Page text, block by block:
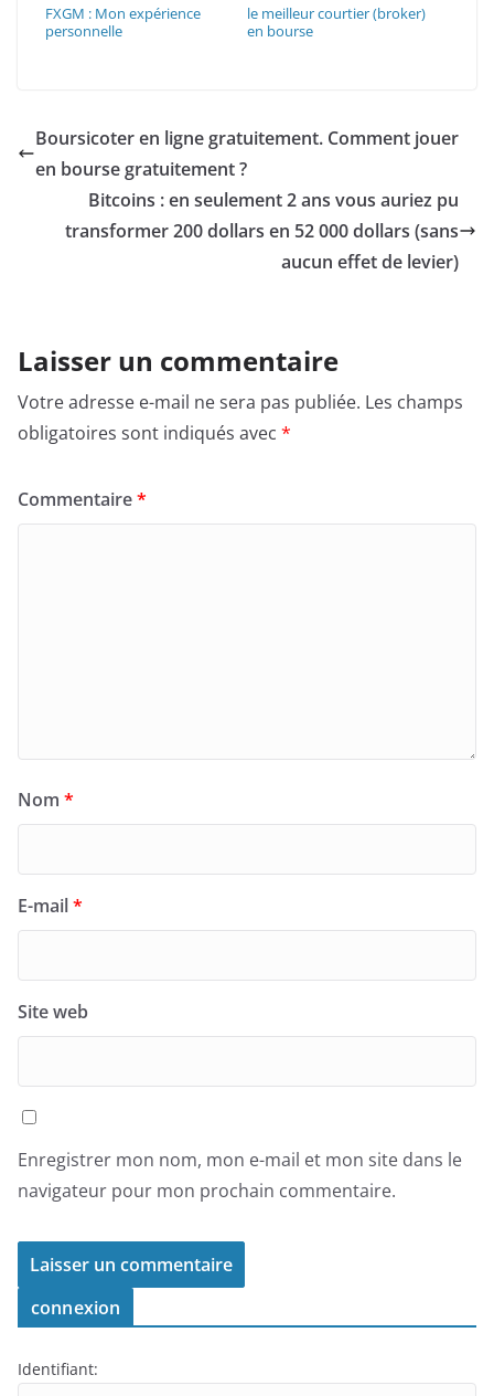
FXGM : Mon expérience
personnelle
le meilleur courtier (broker)
en bourse
Boursicoter en ligne gratuitement. Comment jouer
en bourse gratuitement ?
Bitcoins : en seulement 2 ans vous auriez pu
transformer 200 dollars en 52 000 dollars (sans
aucun effet de levier)
Laisser un commentaire
Votre adresse e-mail ne sera pas publiée. Les champs
obligatoires sont indiqués avec *
Commentaire*
Nom *
E-mail*
Site web
Enregistrer mon nom, mon e-mail et mon site dans le
navigateur pour mon prochain commentaire.
connexion
Identifiant: